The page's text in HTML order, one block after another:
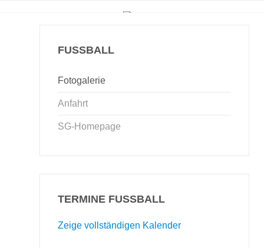
FUSSBALL
Fotogalerie
Anfahrt
SG-Homepage
TERMINE FUSSBALL
Zeige vollständigen Kalender